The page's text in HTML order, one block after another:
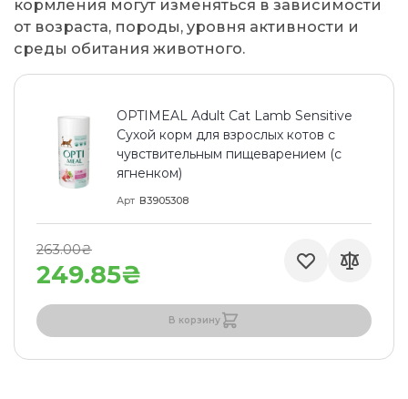
кормления могут изменяться в зависимости
от возраста, породы, уровня активности и
среды обитания животного.
OPTIMEAL Adult Cat Lamb Sensitive
Сухой корм для взрослых котов с
чувствительным пищеварением (с
ягненком)
Арт В3905308
249.85₴
263.00₴
В корзину